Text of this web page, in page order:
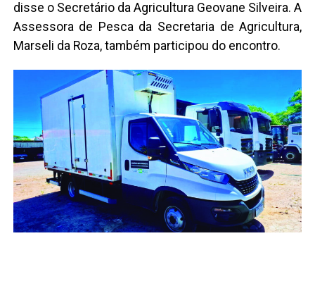
disse o Secretário da Agricultura Geovane Silveira. A
Assessora de Pesca da Secretaria de Agricultura,
Marseli da Roza, também participou do encontro.